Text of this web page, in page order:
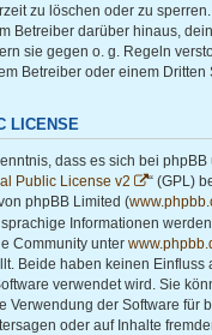
zu löschen oder zu sperren.
Betreiber darüber hinaus,
sie gegen o. g. Regeln
Betreiber oder einem Dritten
LICENSE
dass es sich bei
Public License v2
“ (GPL)
phpBB Limited (
Informationen
Community unter
Beide haben keinen Einfluss
verwendet wird. Sie
Verwendung der Software für
oder auf Inhalte